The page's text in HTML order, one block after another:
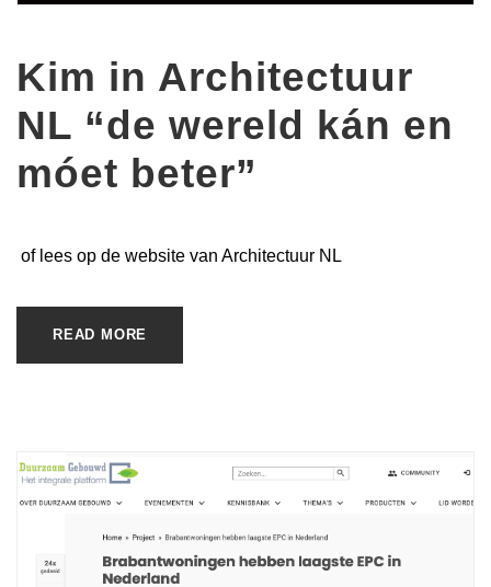
Kim in Architectuur
NL “de wereld kán en
móet beter”
of lees op de website van Architectuur NL
READ MORE